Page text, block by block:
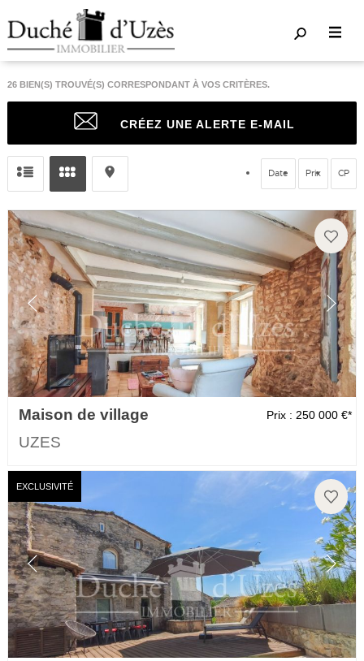
26BIEN(S) TROUVÉ(S) CORRESPONDANT À VOS CRITÈRES.
CRÉEZ UNE ALERTE E-MAIL
Date Prix CP
Maison de village
UZES
Prix : 250 000 €*
EXCLUSIVITÉ